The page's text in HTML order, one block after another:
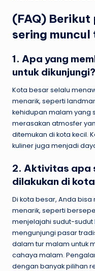
(FAQ)
sering
1. Apa yang
untuk dikunjungi?
Kota besar selalu
menarik, seperti
kehidupan malam yang
merasakan atmosfer
ditemukan di kota kecil.
kuliner juga menjadi
2. Aktivitas apa
dilakukan di
Di kota besar, Anda
menarik, seperti
menjelajahi sudut-sudut
mengunjungi pasar
dalam tur malam untuk
cahaya malam.
dengan banyak pilihan